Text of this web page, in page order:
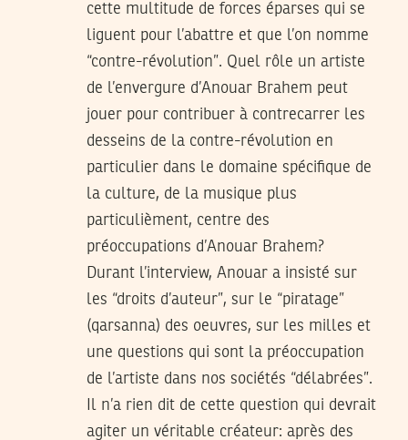
cette multitude de forces éparses qui se
liguent pour l’abattre et que l’on nomme
“contre-révolution”. Quel rôle un artiste
de l’envergure d’Anouar Brahem peut
jouer pour contribuer à contrecarrer les
desseins de la contre-révolution en
particulier dans le domaine spécifique de
la culture, de la musique plus
particulièment, centre des
préoccupations d’Anouar Brahem?
Durant l’interview, Anouar a insisté sur
les “droits d’auteur”, sur le “piratage”
(qarsanna) des oeuvres, sur les milles et
une questions qui sont la préoccupation
de l’artiste dans nos sociétés “délabrées”.
Il n’a rien dit de cette question qui devrait
agiter un véritable créateur: après des